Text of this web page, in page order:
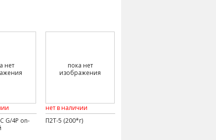
нет
G/4P on-
пока нет
изображения
нет в наличии
П2Т-5 (200*г)